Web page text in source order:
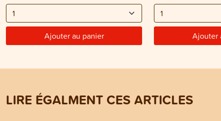
Ajouter au panier Ajouter
LIRE ÉGALMENT CES ARTICLES